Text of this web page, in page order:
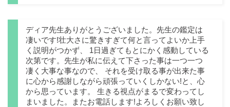
ディア先生ありがとうございました。先生の鑑定は
凄いです!壮大さに驚きすぎて何と言ってよいか上手
く説明がつかず、 1日過ぎてもとにかく感動している
次第です。先生が私に伝えて下さった事は一つ一つ
凄く大事な事なので、 それを受け取る事が出来た事
に心から感謝しながら頑張っていくしかない!と、心
から思っています。 生きる視点がまるで変わってし
まいました。またお電話します!よろしくお願い致し